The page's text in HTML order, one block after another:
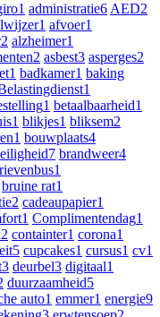
1 administratie6 AED2
1 afvoer1
2 alzheimer1
2 asbest3 asperges2
1 badkamer1 baking
1
1 betaalbaarheid1
1 blikjes1 bliksem2
1 bouwplaats4
7 brandweer4
1
bruine rat1
2 cadeaupapier1
1 Complimentendag1
2 containter1 corona1
5 cupcakes1 cursus1 cv1
3 deurbel3 digitaal1
duurzaamheid5
auto1 emmer1 energie9